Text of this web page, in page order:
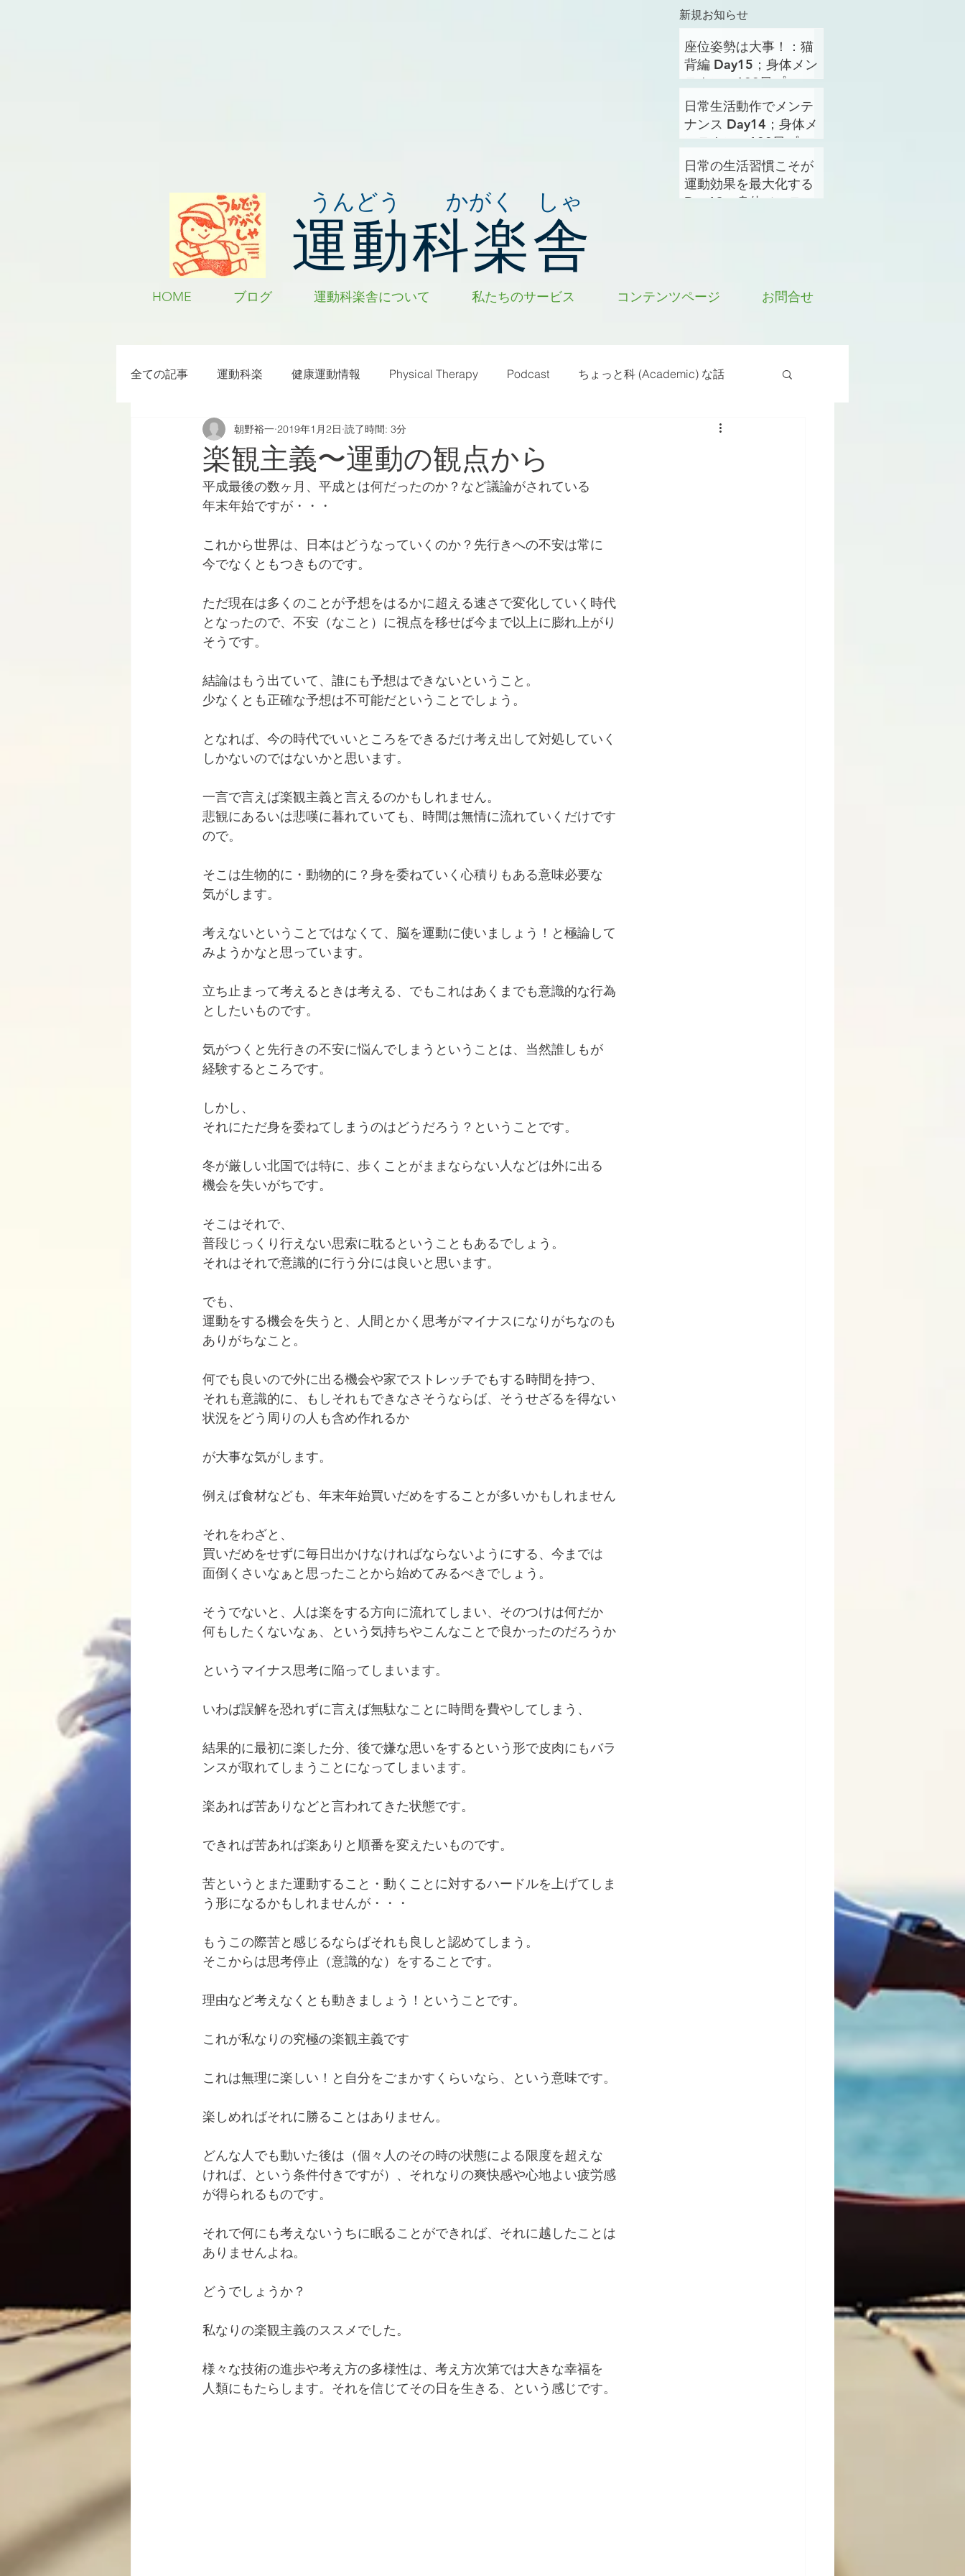
新規お知らせ
うんどう かがく しゃ
運動科楽舎
座位姿勢は大事！：猫
背編 Day15；身体メン
テナンス100日プロジ
ェクト
日常生活動作でメンテ
ナンス Day14；身体メ
ンテナンス100日プロ
ジェクト
日常の生活習慣こそが
運動効果を最大化する
Day13；身体メンテナ
HOME ブログ 運動科楽舎について 私たちのサービス コンテンツページ お問合せ
全ての記事 運動科楽 健康運動情報 Physical Therapy Podcast ちょっと科 (Academic) な話
ちょっと楽 (Entertainment) な話 雑感その他
RWC2019 ラグビー カラダフリー 身体運動 姿勢 バランス
ボクシング YouTube 身体メンテ ヨガ 腰痛予防
楽観主義〜運動の観点から
朝野裕一 2019年1月2日 読了時間: 3分
平成最後の数ヶ月、平成とは何だったのか？など議論がされている
年末年始ですが・・・
これから世界は、日本はどうなっていくのか？先行きへの不安は常に
今でなくともつきものです。
ただ現在は多くのことが予想をはるかに超える速さで変化していく時代
となったので、不安（なこと）に視点を移せば今まで以上に膨れ上がり
そうです。
結論はもう出ていて、誰にも予想はできないということ。
少なくとも正確な予想は不可能だということでしょう。
となれば、今の時代でいいところをできるだけ考え出して対処していく
しかないのではないかと思います。
一言で言えば楽観主義と言えるのかもしれません。
悲観にあるいは悲嘆に暮れていても、時間は無情に流れていくだけです
ので。
そこは生物的に・動物的に？身を委ねていく心積りもある意味必要な
気がします。
考えないということではなくて、脳を運動に使いましょう！と極論して
みようかなと思っています。
立ち止まって考えるときは考える、でもこれはあくまでも意識的な行為
としたいものです。
気がつくと先行きの不安に悩んでしまうということは、当然誰しもが
経験するところです。
しかし、
それにただ身を委ねてしまうのはどうだろう？ということです。
冬が厳しい北国では特に、歩くことがままならない人などは外に出る
機会を失いがちです。
そこはそれで、
普段じっくり行えない思索に耽るということもあるでしょう。
それはそれで意識的に行う分には良いと思います。
でも、
運動をする機会を失うと、人間とかく思考がマイナスになりがちなのも
ありがちなこと。
何でも良いので外に出る機会や家でストレッチでもする時間を持つ、
それも意識的に、もしそれもできなさそうならば、そうせざるを得ない
状況をどう周りの人も含め作れるか
が大事な気がします。
例えば食材なども、年末年始買いだめをすることが多いかもしれません
それをわざと、
買いだめをせずに毎日出かけなければならないようにする、今までは
面倒くさいなぁと思ったことから始めてみるべきでしょう。
そうでないと、人は楽をする方向に流れてしまい、そのつけは何だか
何もしたくないなぁ、という気持ちやこんなことで良かったのだろうか
というマイナス思考に陥ってしまいます。
いわば誤解を恐れずに言えば無駄なことに時間を費やしてしまう、
結果的に最初に楽した分、後で嫌な思いをするという形で皮肉にもバラ
ンスが取れてしまうことになってしまいます。
楽あれば苦ありなどと言われてきた状態です。
できれば苦あれば楽ありと順番を変えたいものです。
苦というとまた運動すること・動くことに対するハードルを上げてしま
う形になるかもしれませんが・・・
もうこの際苦と感じるならばそれも良しと認めてしまう。
そこからは思考停止（意識的な）をすることです。
理由など考えなくとも動きましょう！ということです。
これが私なりの究極の楽観主義です
これは無理に楽しい！と自分をごまかすくらいなら、という意味です。
楽しめればそれに勝ることはありません。
どんな人でも動いた後は（個々人のその時の状態による限度を超えな
ければ、という条件付きですが）、それなりの爽快感や心地よい疲労感
が得られるものです。
それで何にも考えないうちに眠ることができれば、それに越したことは
ありませんよね。
どうでしょうか？
私なりの楽観主義のススメでした。
様々な技術の進歩や考え方の多様性は、考え方次第では大きな幸福を
人類にもたらします。それを信じてその日を生きる、という感じです。